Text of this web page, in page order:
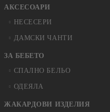
АКСЕСОАРИ
НЕСЕСЕРИ
ДАМСКИ ЧАНТИ
ЗА БЕБЕТО
СПАЛНО БЕЛЬО
ОДЕЯЛА
ЖАКАРДОВИ ИЗДЕЛИЯ